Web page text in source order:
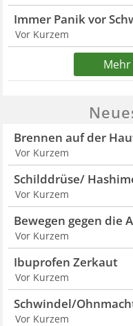
Immer Panik vor
Vor Kurzem
Brennen auf der
Vor Kurzem
Schilddrüse/
Vor Kurzem
Bewegen gegen die
Vor Kurzem
Ibuprofen Zerkaut
Vor Kurzem
Schwindel/
Vor Kurzem